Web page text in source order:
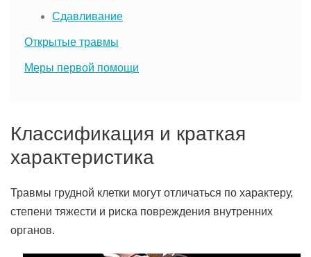
Сдавливание
Открытые травмы
Меры первой помощи
Классификация и краткая
характеристика
Травмы грудной клетки могут отличаться по характеру,
степени тяжести и риска повреждения внутренних
органов.